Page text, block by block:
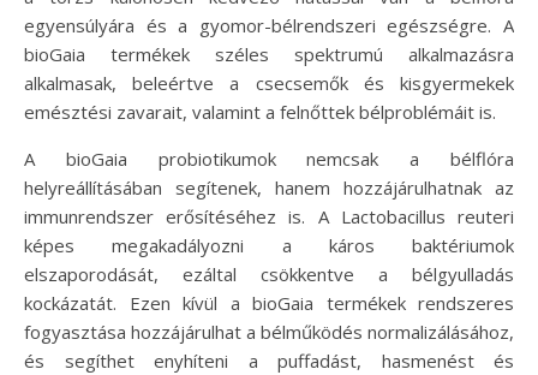
egyensúlyára és a gyomor-bélrendszeri egészségre. A
bioGaia termékek széles spektrumú alkalmazásra
alkalmasak, beleértve a csecsemők és kisgyermekek
emésztési zavarait, valamint a felnőttek bélproblémáit is.
A bioGaia probiotikumok nemcsak a bélflóra
helyreállításában segítenek, hanem hozzájárulhatnak az
immunrendszer erősítéséhez is. A Lactobacillus reuteri
képes megakadályozni a káros baktériumok
elszaporodását, ezáltal csökkentve a bélgyulladás
kockázatát. Ezen kívül a bioGaia termékek rendszeres
fogyasztása hozzájárulhat a bélműködés normalizálásához,
és segíthet enyhíteni a puffadást, hasmenést és